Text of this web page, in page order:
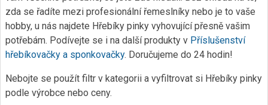
zda se řadíte mezi profesionální řemeslníky nebo je to vaše
hobby, u nás najdete Hřebíky pinky vyhovující přesně vašim
potřebám. Podívejte se i na další produkty v Příslušenství
hřebíkovačky a sponkovačky. Doručujeme do 24 hodin!
Nebojte se použít filtr v kategorii a vyfiltrovat si Hřebíky pinky
podle výrobce nebo ceny.